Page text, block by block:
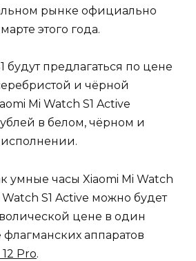
рынке официально
этого года.
будут предлагаться по цене
и чёрной
Mi Watch S1 Active
в белом, чёрном и
умные часы Xiaomi Mi Watch
Watch S1 Active можно будет
цене в один
флагманских аппаратов
Pro.